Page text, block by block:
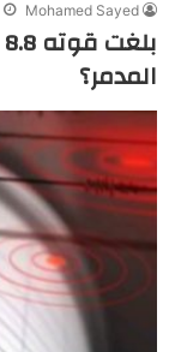
Mohamed Sayed
المدمر؟